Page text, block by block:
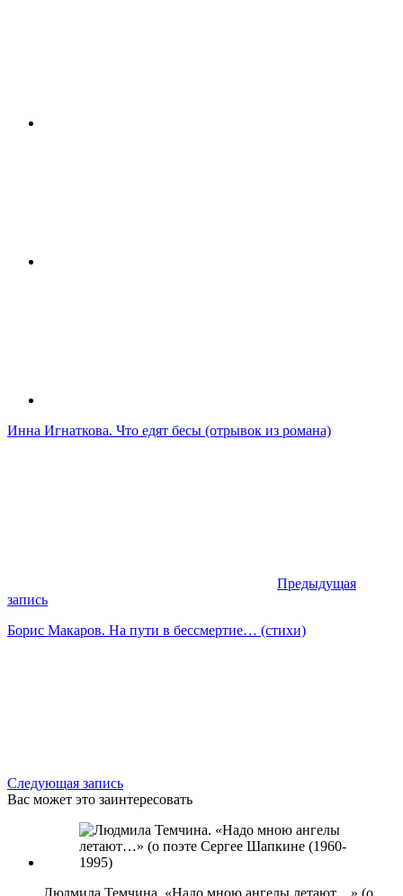
Инна Игнаткова. Что едят бесы (отрывок из романа)
Предыдущая
запись
Борис Макаров. На пути в бессмертие… (стихи)
Следующая запись
Вас может это заинтересовать
Людмила Темчина. «Надо мною ангелы летают…» (о